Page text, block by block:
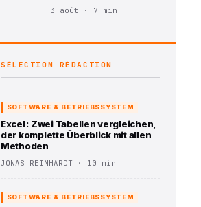
3 août · 7 min
SÉLECTION RÉDACTION
SOFTWARE & BETRIEBSSYSTEM
Excel : Zwei Tabellen vergleichen,
der komplette Überblick mit allen
Methoden
JONAS REINHARDT · 10 min
SOFTWARE & BETRIEBSSYSTEM